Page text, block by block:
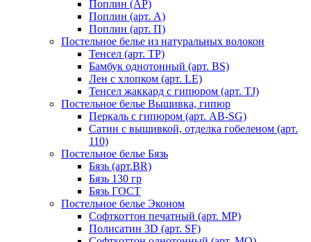
Поплин (AP)
Поплин (арт. А)
Поплин (арт. П)
Постельное белье из натуральных волокон
Тенсел (арт. ТР)
Бамбук однотонный (арт. BS)
Лен с хлопком (арт. LE)
Тенсел жаккард с гипюром (арт. TJ)
Постельное белье Вышивка, гипюр
Перкаль с гипюром (арт. AB-SG)
Сатин с вышивкой, отделка гобеленом (арт.
110)
Постельное белье Бязь
Бязь (арт.BR)
Бязь 130 гр
Бязь ГОСТ
Постельное белье Эконом
Софткоттон печатный (арт. MР)
Полисатин 3D (арт. SF)